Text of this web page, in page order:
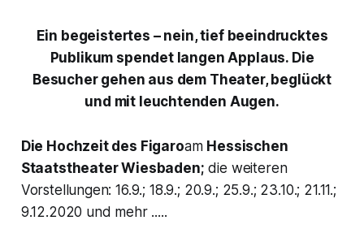
Ein begeistertes – nein, tief beeindrucktes
Publikum spendet langen Applaus. Die
Besucher gehen aus dem Theater, beglückt
und mit leuchtenden Augen.
Die Hochzeit des Figaroam Hessischen
Staatstheater Wiesbaden; die weiteren
Vorstellungen: 16.9.; 18.9.; 20.9.; 25.9.; 23.10.; 21.11.;
9.12.2020 und mehr .....